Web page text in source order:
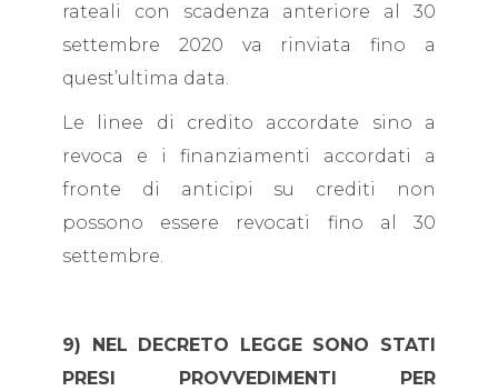
rateali con scadenza anteriore al 30
settembre 2020 va rinviata fino a
quest’ultima data.
Le linee di credito accordate sino a
revoca e i finanziamenti accordati a
fronte di anticipi su crediti non
possono essere revocati fino al 30
settembre.
9) NEL DECRETO LEGGE SONO STATI
PRESI PROVVEDIMENTI PER